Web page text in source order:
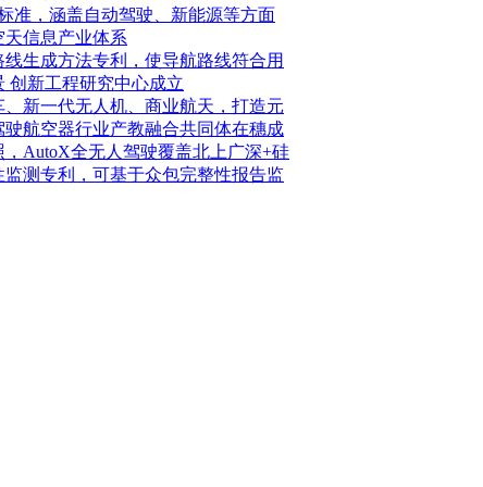
准，涵盖自动驾驶、新能源等方面
信息产业体系
生成方法专利，使导航路线符合用
创新工程研究中心成立
新一代无人机、商业航天，打造元
航空器行业产教融合共同体在穗成
AutoX全无人驾驶覆盖北上广深+硅
测专利，可基于众包完整性报告监